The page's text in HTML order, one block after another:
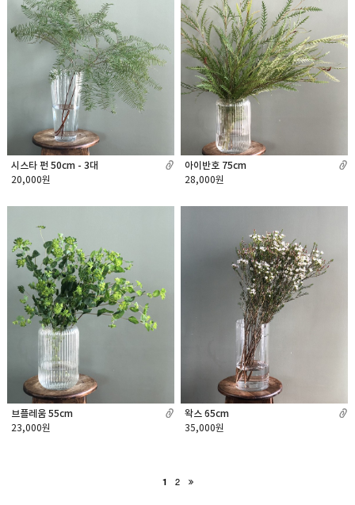
시스타 펀 50cm - 3대
20,000원
아이반호 75cm
28,000원
브플레움 55cm
23,000원
왁스 65cm
35,000원
1 2